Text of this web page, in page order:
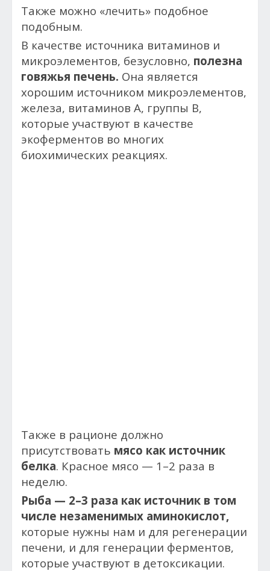
Также можно «лечить» подобное
подобным.
В качестве источника витаминов и
микроэлементов, безусловно, полезна
говяжья печень. Она является
хорошим источником микроэлементов,
железа, витаминов А, группы В,
которые участвуют в качестве
экоферментов во многих
биохимических реакциях.
Также в рационе должно
присутствовать мясо как источник
белка. Красное мясо — 1–2 раза в
неделю.
Рыба — 2–3 раза как источник в том
числе незаменимых аминокислот,
которые нужны нам и для регенерации
печени, и для генерации ферментов,
которые участвуют в детоксикации.